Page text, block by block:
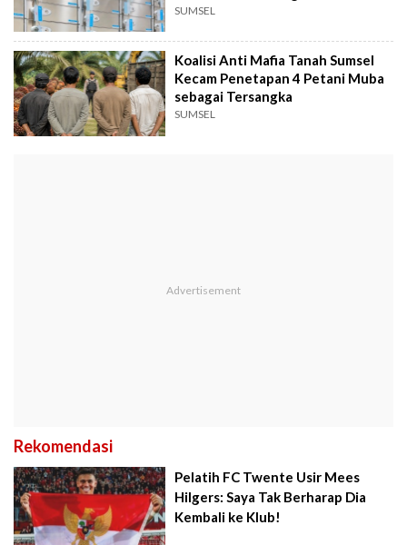
SUMSEL
Koalisi Anti Mafia Tanah Sumsel
Kecam Penetapan 4 Petani Muba
sebagai Tersangka
SUMSEL
Rekomendasi
Pelatih FC Twente Usir Mees
Hilgers: Saya Tak Berharap Dia
Kembali ke Klub!